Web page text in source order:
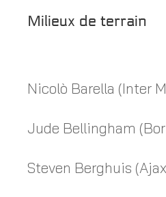
Milieux de terrain
Nicolò Barella (Inter
Jude Bellingham
Steven Berghuis